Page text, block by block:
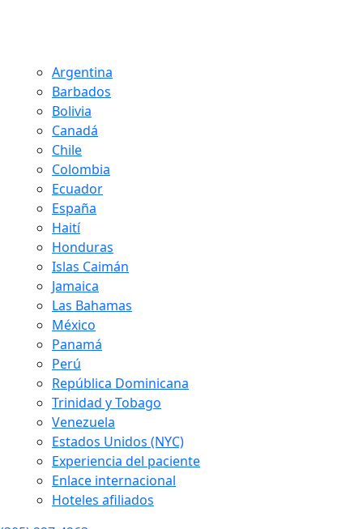
Argentina
Barbados
Bolivia
Canadá
Chile
Colombia
Ecuador
España
Haití
Honduras
Islas Caimán
Jamaica
Las Bahamas
México
Panamá
Perú
República Dominicana
Trinidad y Tobago
Venezuela
Estados Unidos (NYC)
Experiencia del paciente
Enlace internacional
Hoteles afiliados